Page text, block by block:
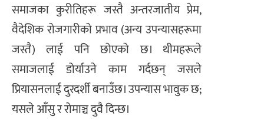
समाजका कुरीतिहरू जस्तै अन्तरजातीय प्रेम,
वैदेशिक रोजगारीको प्रभाव (अन्य उपन्यासहरूमा
जस्तै) लाई पनि छोएको छ। थीमहरूले
समाजलाई डोर्याउने काम गर्दछन् जसले
प्रियासनलाई दुरदर्शी बनाउँछ। उपन्यास भावुक छ;
यसले आँसु र रोमाञ्च दुवै दिन्छ।